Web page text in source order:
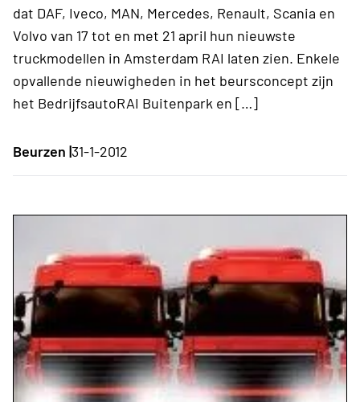
dat DAF, Iveco, MAN, Mercedes, Renault, Scania en
Volvo van 17 tot en met 21 april hun nieuwste
truckmodellen in Amsterdam RAI laten zien. Enkele
opvallende nieuwigheden in het beursconcept zijn
het BedrijfsautoRAI Buitenpark en […]
Beurzen |31-1-2012